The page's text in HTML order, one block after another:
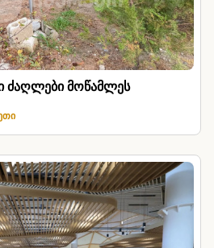
ძაღლები მოწამლეს